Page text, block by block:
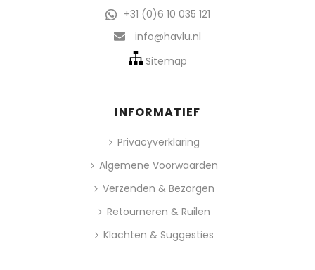
+31 (0)6 10 035 121
info@havlu.nl
Sitemap
INFORMATIEF
Privacyverklaring
Algemene Voorwaarden
Verzenden & Bezorgen
Retourneren & Ruilen
Klachten & Suggesties